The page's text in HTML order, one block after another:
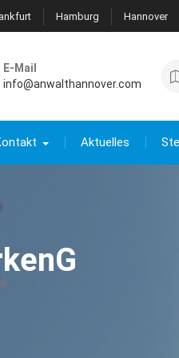
Hamburg Hannover
E-Mail
info@anwalthannover.com
Aktuelles